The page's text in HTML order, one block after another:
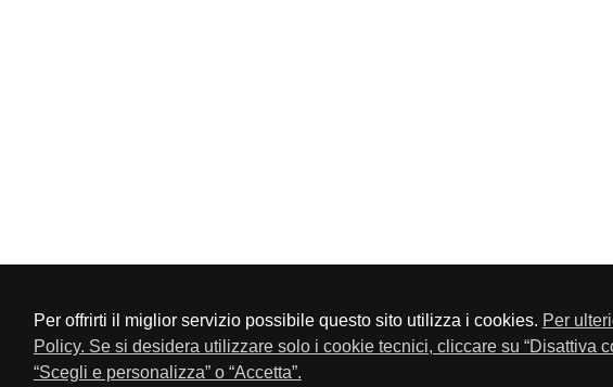
Per offrirti il miglior servizio possibile questo sito utilizza i cookies. Per
Policy. Se si desidera utilizzare solo i cookie tecnici, cliccare su “Disattiva
“Scegli e personalizza” o “Accetta”.
Via F.Lippi, 30 25134 Brescia P.Iva 01548020179 - Telefono 030-23076 - Fax 030-